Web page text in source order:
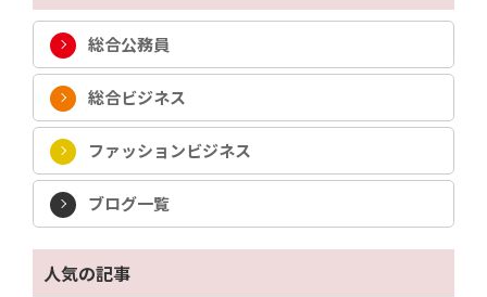
総合公務員
総合ビジネス
ファッションビジネス
ブログ一覧
人気の記事